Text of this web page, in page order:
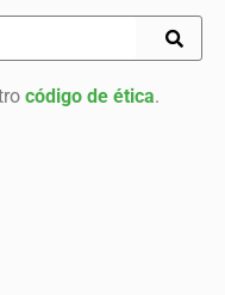
código de ética.